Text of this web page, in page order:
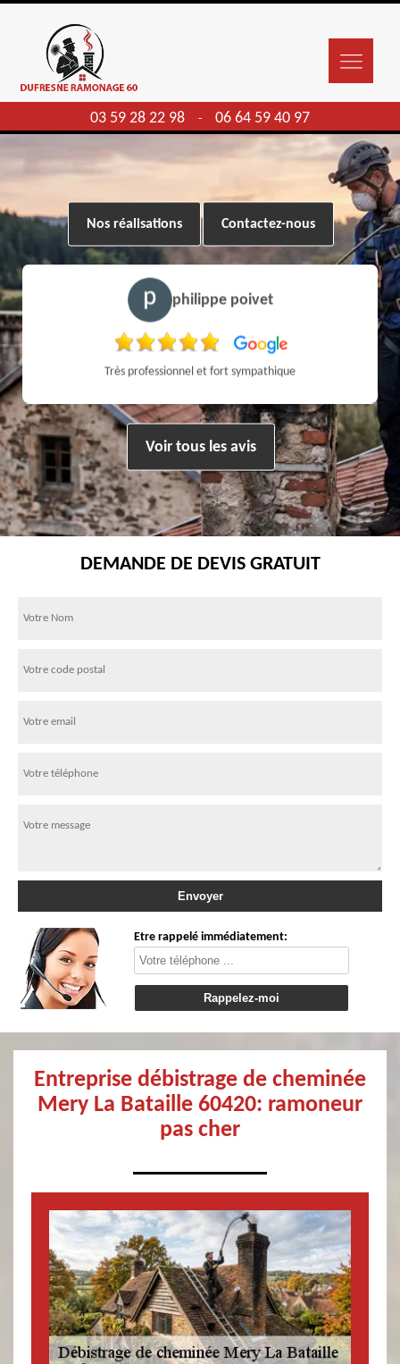
03 59 28 22 98 - 06 64 59 40 97
Nos réalisations Contactez-nous
philippe poivet
Très professionnel et fort sympathique
Voir tous les avis
DEMANDE DE DEVIS GRATUIT
Etre rappelé immédiatement:
Entreprise débistrage de cheminée
Mery La Bataille 60420: ramoneur
pas cher